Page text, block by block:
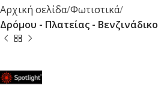
Αρχική σελίδα Φωτιστικά
Δρόμου - Πλατείας -